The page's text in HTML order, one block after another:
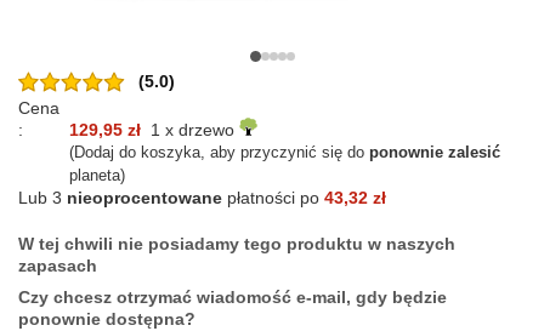
(5.0)
Cena
:
129,95 zł 1 x drzewo
(Dodaj do koszyka, aby przyczynić się do ponownie zalesić
planeta)
Lub 3 nieoprocentowane płatności po 43,32 zł
W tej chwili nie posiadamy tego produktu w naszych
zapasach
Czy chcesz otrzymać wiadomość e-mail, gdy będzie
ponownie dostępna?